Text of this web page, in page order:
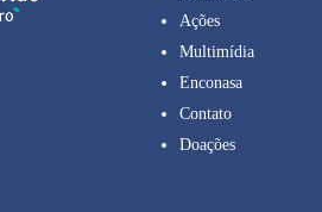
Ações
Multimídia
Enconasa
Contato
Doações